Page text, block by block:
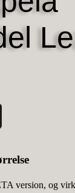
version, og